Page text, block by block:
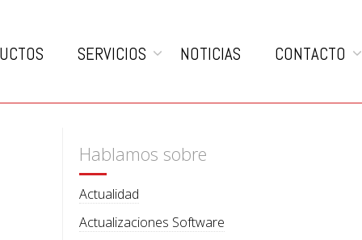
SERVICIOS NOTICIAS CONTACTO
Hablamos sobre
Actualidad
Actualizaciones Software